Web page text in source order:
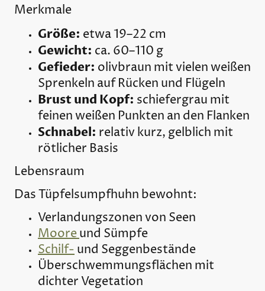
Merkmale
Größe: etwa 19–22 cm
Gewicht: ca. 60–110 g
Gefieder: olivbraun mit vielen weißen
Sprenkeln auf Rücken und Flügeln
Brust und Kopf: schiefergrau mit
feinen weißen Punkten an den Flanken
Schnabel: relativ kurz, gelblich mit
rötlicher Basis
Lebensraum
Das Tüpfelsumpfhuhn bewohnt:
Verlandungszonen von Seen
Mooreund Sümpfe
Schilf-und Seggenbestände
Überschwemmungsflächen mit
dichter Vegetation